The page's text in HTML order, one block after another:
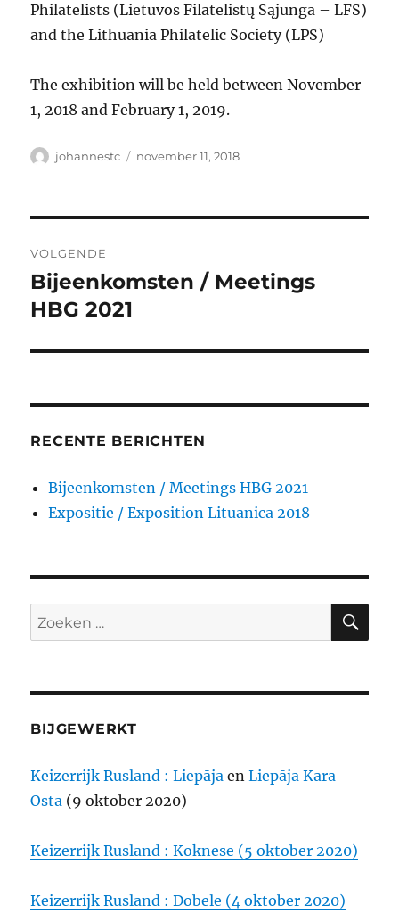
Philatelists (Lietuvos Filatelistų Sąjunga – LFS)
and the Lithuania Philatelic Society (LPS)
The exhibition will be held between November
1, 2018 and February 1, 2019.
Auteur
johannestc
Geplaatst
november 11, 2018
navigatie
VOLGENDE
Volgend
bericht:
Bijeenkomsten / Meetings
HBG 2021
RECENTE BERICHTEN
Bijeenkomsten / Meetings HBG 2021
Expositie / Exposition Lituanica 2018
Zoeken
naar:
BIJGEWERKT
Keizerrijk Rusland : Liepāja enLiepāja Kara
Osta (9 oktober 2020)
Keizerrijk Rusland : Koknese (5 oktober 2020)
Keizerrijk Rusland : Dobele (4 oktober 2020)